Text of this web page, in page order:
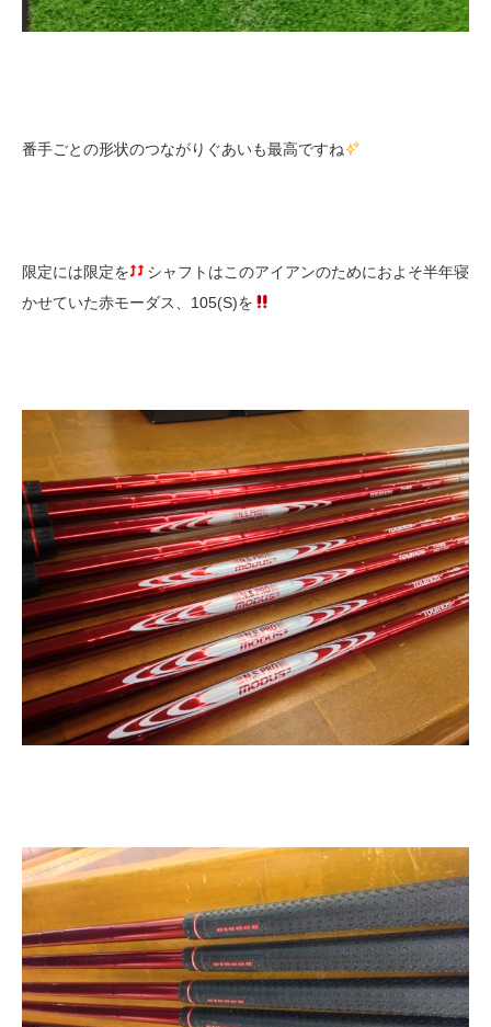
番手ごとの形状のつながりぐあいも最高ですね
限定には限定を
シャフトはこのアイアンのためにおよそ半年寝
かせていた赤モーダス、105(S)を